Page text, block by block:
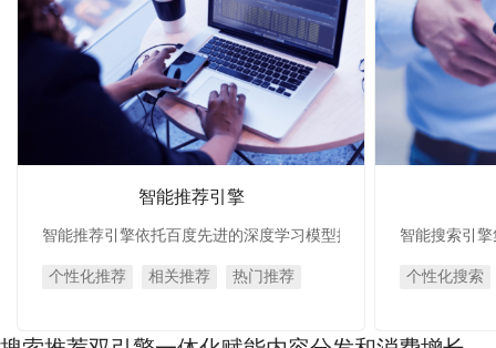
智能推荐引擎
智能推荐引擎依托百度先进的深度学习模型拥有强大的个性化推
个性化推荐 相关推荐 热门推荐
智能搜索引
个性化搜索